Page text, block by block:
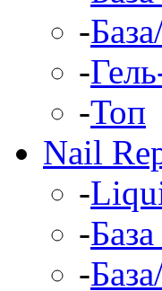
-
-
-Топ
Nail
-
-
-